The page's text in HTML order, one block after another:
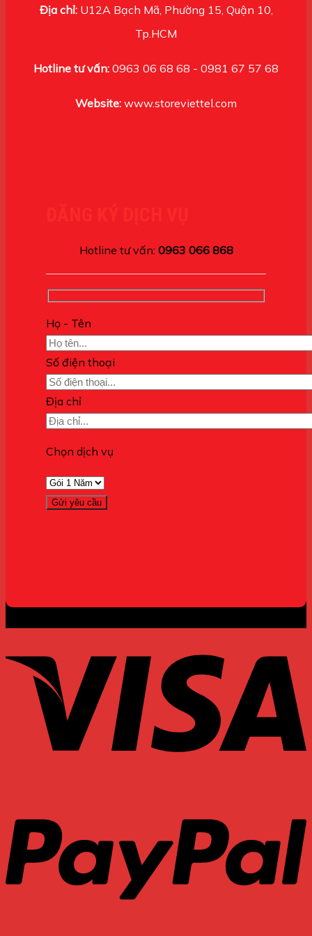
Địa chỉ:U12A Bạch Mã, Phường 15, Quận 10,
Tp.HCM
Hotline tư vấn: 0963 06 68 68 - 0981 67 57 68
Website: www.storeviettel.com
Hotline tư vấn: 0963 066 868
Họ - Tên
Số điện thoại
Địa chỉ
Chọn dịch vụ